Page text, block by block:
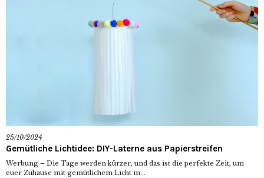
25/10/2024
Gemütliche Lichtidee: DIY-Laterne aus Papierstreifen
Werbung – Die Tage werden kürzer, und das ist die perfekte Zeit, um
euer Zuhause mit gemütlichem Licht in...